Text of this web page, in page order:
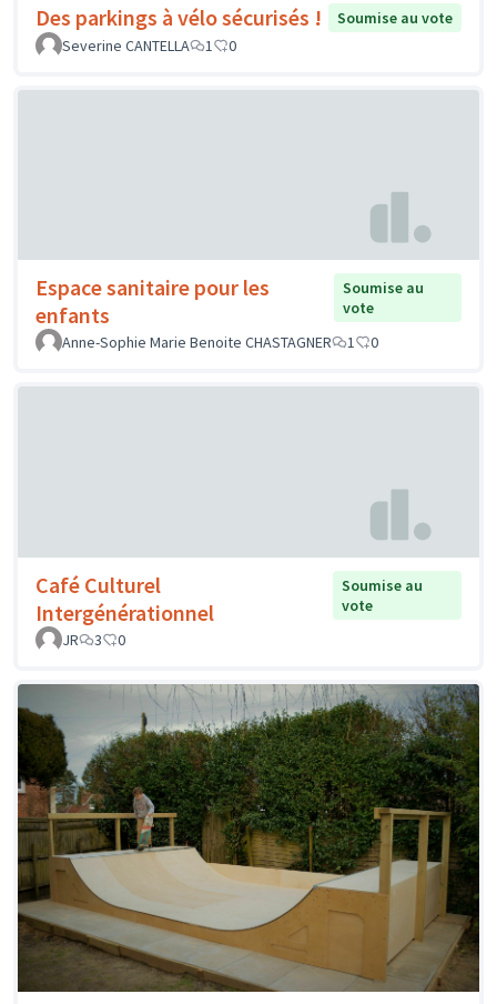
Des parkings à vélo sécurisés !
Soumise au vote
Severine CANTELLA
1 0
Espace sanitaire pour les
enfants
Soumise au
vote
Anne-Sophie Marie Benoite CHASTAGNER
1 0
Café Culturel
Intergénérationnel
Soumise au
vote
JR
3 0